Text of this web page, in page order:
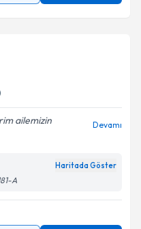
ailemizin
Devamı
Haritada Göster
A